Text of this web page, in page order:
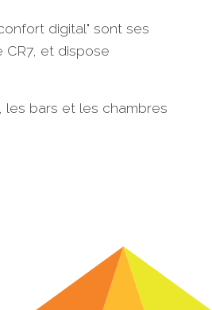
digital" sont ses
et dispose
les bars et les chambres